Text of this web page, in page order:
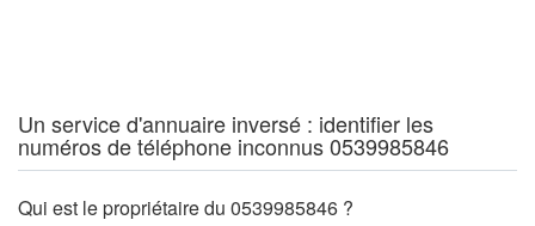
Un service d'annuaire inversé : identifier les
numéros de téléphone inconnus 0539985846
Qui est le propriétaire du 0539985846 ?